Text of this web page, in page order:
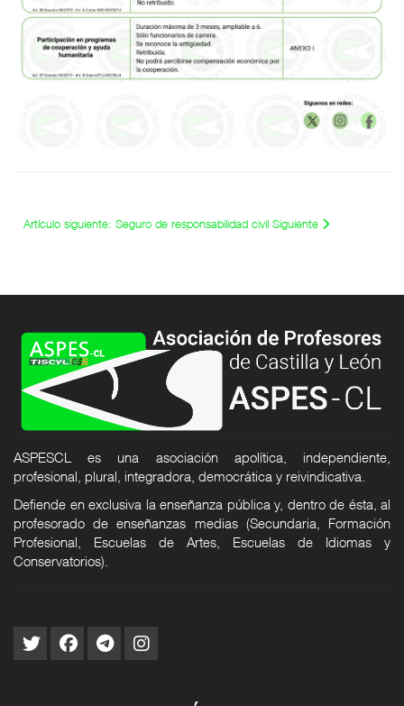
Artículo siguiente: Seguro de responsabilidad civil Siguiente
ASPESCL es una asociación apolítica, independiente,
profesional, plural, integradora, democrática y reivindicativa.
Defiende en exclusiva la enseñanza pública y, dentro de ésta, al
profesorado de enseñanzas medias (Secundaria, Formación
Profesional, Escuelas de Artes, Escuelas de Idiomas y
Conservatorios).